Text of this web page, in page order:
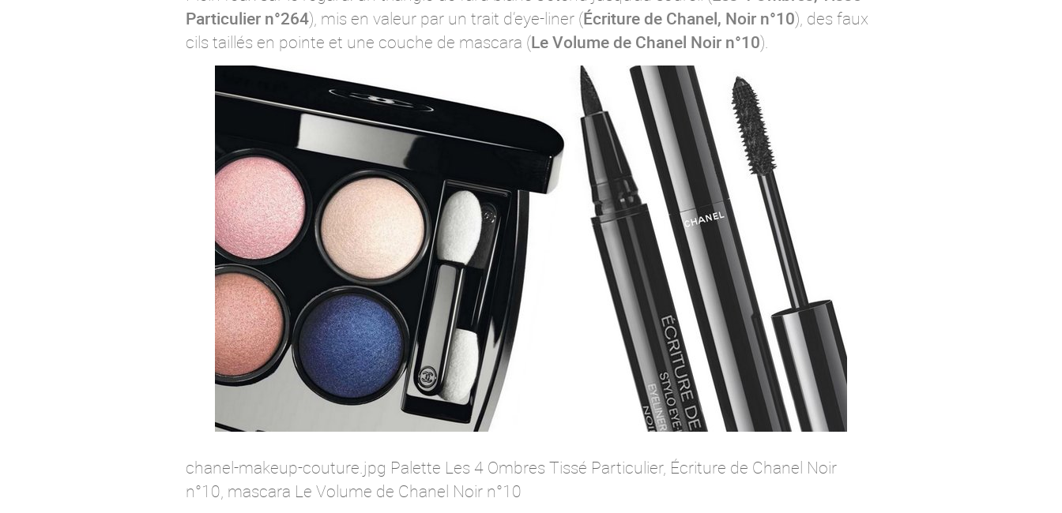
Particulier n°264), mis en valeur par un trait d’eye-liner (Écriture de Chanel, Noir n°10), des faux
cils taillés en pointe et une couche de mascara (Le Volume de Chanel Noir n°10).
chanel-makeup-couture.jpg Palette Les 4 Ombres Tissé Particulier, Écriture de Chanel Noir
n°10, mascara Le Volume de Chanel Noir n°10